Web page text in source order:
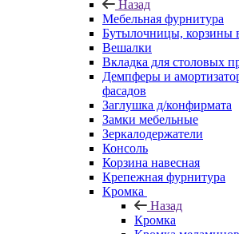
Назад
Мебельная фурнитура
Бутылочницы, корзины
Вешалки
Вкладка для столовых
Демпферы и
фасадов
Заглушка д/конфирмата
Замки мебельные
Зеркалодержатели
Консоль
Корзина навесная
Крепежная фурнитура
Кромка
Назад
Кромка